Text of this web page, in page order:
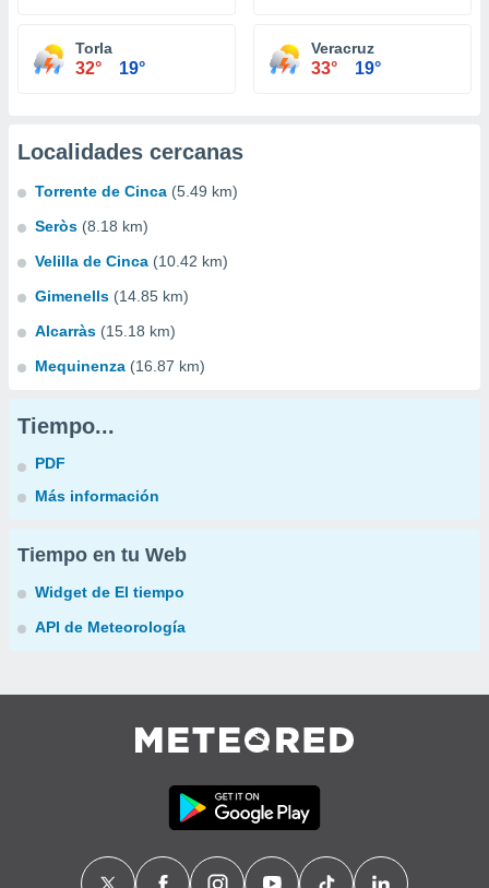
Torla
32° 19°
Veracruz
33° 19°
Localidades cercanas
Torrente de Cinca (5.49 km)
Seròs (8.18 km)
Velilla de Cinca (10.42 km)
Gimenells (14.85 km)
Alcarràs (15.18 km)
Mequinenza (16.87 km)
Tiempo...
PDF
Más información
Tiempo en tu Web
Widget de El tiempo
API de Meteorología